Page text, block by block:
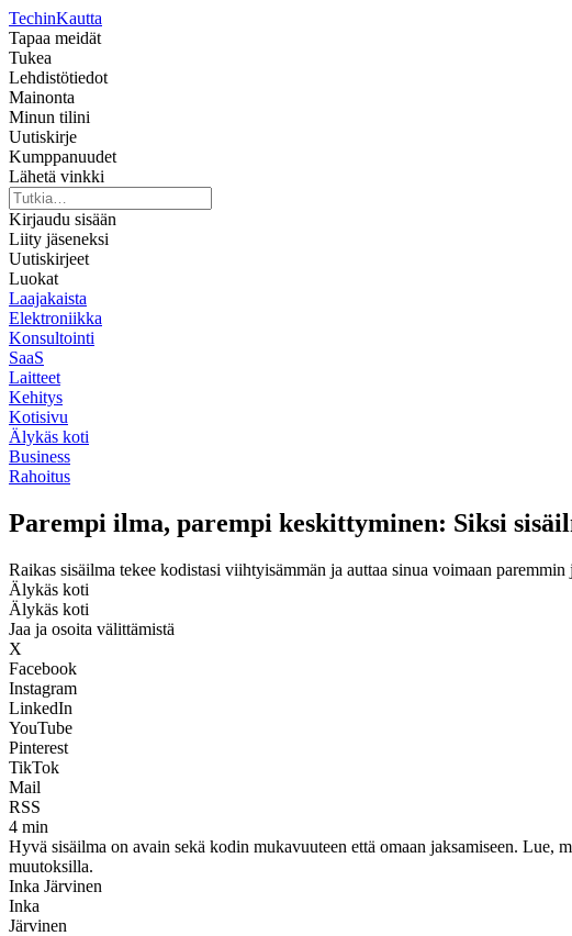
TechinKautta
Tapaa meidät
Tukea
Lehdistötiedot
Mainonta
Minun tilini
Uutiskirje
Kumppanuudet
Lähetä vinkki
Kirjaudu sisään
Liity jäseneksi
Uutiskirjeet
Luokat
Laajakaista
Elektroniikka
Konsultointi
SaaS
Laitteet
Kehitys
Kotisivu
Älykäs koti
Business
Rahoitus
Parempi ilma, parempi keskittyminen: Siksi
Raikas sisäilma tekee kodistasi viihtyisämmän ja auttaa sinua voimaan paremmin
Älykäs koti
Älykäs koti
Jaa ja osoita välittämistä
X
Facebook
Instagram
LinkedIn
YouTube
Pinterest
TikTok
Mail
RSS
4 min
Hyvä sisäilma on avain sekä kodin mukavuuteen että omaan jaksamiseen. Lue,
muutoksilla.
Inka Järvinen
Inka
Järvinen